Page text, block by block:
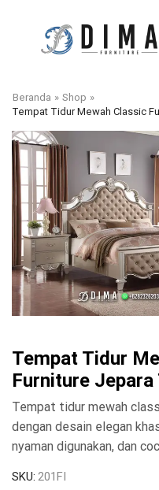
Beranda » Shop »
Tempat Tidur Mewah Classic
Tempat Tidur
Furniture
Tempat tidur mewah
dengan desain elegan
nyaman digunakan, dan
SKU: 201FI